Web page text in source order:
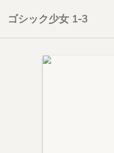
ゴシック少女 1-3